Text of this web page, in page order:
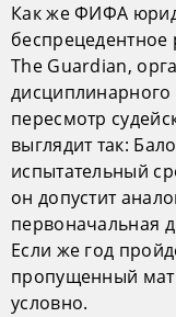
Как же ФИФА
The Guardian,
дисциплинарного
пересмотр
выглядит так:
испытательный
он допустит
первоначальная
Если же год
пропущенный
условно.